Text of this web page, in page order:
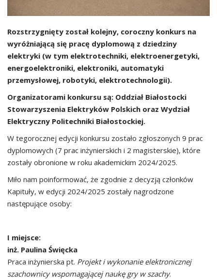
Rozstrzygnięty został kolejny, coroczny konkurs na
wyróżniającą się pracę dyplomową z dziedziny
elektryki (w tym elektrotechniki, elektroenergetyki,
energoelektroniki, elektroniki, automatyki
przemysłowej, robotyki, elektrotechnologii).
Organizatorami konkursu są: Oddział Białostocki
Stowarzyszenia Elektryków Polskich oraz Wydział
Elektryczny Politechniki Białostockiej.
W tegorocznej edycji konkursu zostało zgłoszonych 9 prac
dyplomowych (7 prac inżynierskich i 2 magisterskie), które
zostały obronione w roku akademickim 2024/2025.
Miło nam poinformować, że zgodnie z decyzją członków
Kapituły, w edycji 2024/2025 zostały nagrodzone
następujące osoby:
I miejsce:
inż. Paulina Święcka
Praca inżynierska pt. Projekt i wykonanie elektronicznej
szachownicy wspomagającej naukę gry w szachy.